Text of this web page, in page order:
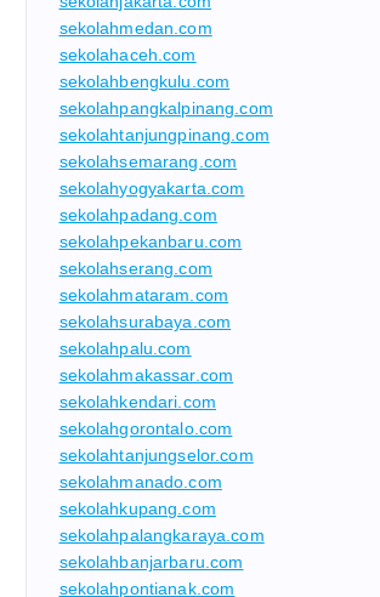
sekolahmedan.com
sekolahaceh.com
sekolahbengkulu.com
sekolahpangkalpinang.com
sekolahtanjungpinang.com
sekolahsemarang.com
sekolahyogyakarta.com
sekolahpadang.com
sekolahpekanbaru.com
sekolahserang.com
sekolahmataram.com
sekolahsurabaya.com
sekolahpalu.com
sekolahmakassar.com
sekolahkendari.com
sekolahgorontalo.com
sekolahtanjungselor.com
sekolahmanado.com
sekolahkupang.com
sekolahpalangkaraya.com
sekolahbanjarbaru.com
sekolahpontianak.com